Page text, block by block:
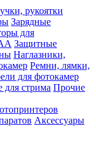
рукоятки
Зарядные
для
Защитные
Наглазники,
Ремни, лямки,
для фотокамер
для стрима Прочие
Аксессуары